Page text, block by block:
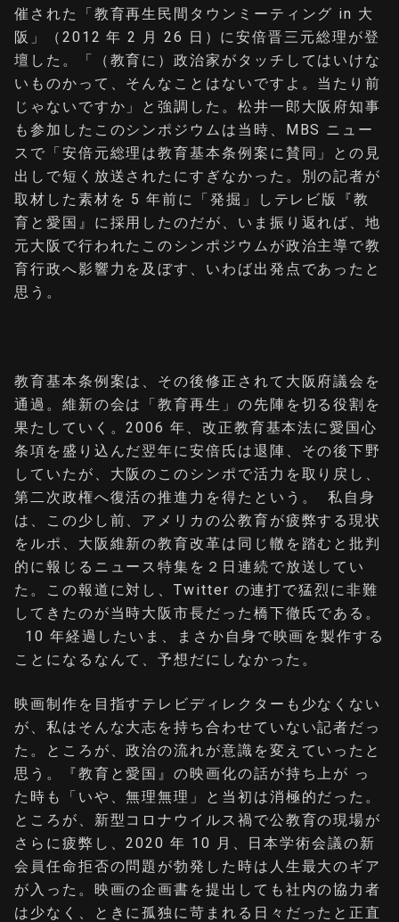
催された「教育再⽣⺠間タウンミーティング in ⼤
阪」（2012 年 2 ⽉ 26 ⽇）に安倍晋三元総理が登
壇した。「（教育に）政治家がタッチしてはいけな
いものかって、そんなことはないですよ。当たり前
じゃないですか」と強調した。松井⼀郎⼤阪府知事
も参加したこのシンポジウムは当時、MBS ニュー
スで「安倍元総理は教育基本条例案に賛同」との⾒
出しで短く放送されたにすぎなかった。別の記者が
取材した素材を 5 年前に「発掘」しテレビ版『教
育と愛国』に採⽤したのだが、いま振り返れば、地
元⼤阪で⾏われたこのシンポジウムが政治主導で教
育⾏政へ影響⼒を及ぼす、いわば出発点であったと
思う。
教育基本条例案は、その後修正されて⼤阪府議会を
通過。維新の会は「教育再⽣」の先陣を切る役割を
果たしていく。2006 年、改正教育基本法に愛国⼼
条項を盛り込んだ翌年に安倍⽒は退陣、その後下野
していたが、⼤阪のこのシンポで活⼒を取り戻し、
第⼆次政権へ復活の推進⼒を得たという。 私⾃⾝
は、この少し前、アメリカの公教育が疲弊する現状
をルポ、⼤阪維新の教育改⾰は同じ轍を踏むと批判
的に報じるニュース特集を２⽇連続で放送してい
た。この報道に対し、Twitter の連打で猛烈に⾮難
してきたのが当時⼤阪市⻑だった橋下徹⽒である。
10 年経過したいま、まさか⾃⾝で映画を製作する
ことになるなんて、予想だにしなかった。
映画制作を⽬指すテレビディレクターも少なくない
が、私はそんな⼤志を持ち合わせていない記者だっ
た。ところが、政治の流れが意識を変えていったと
思う。『教育と愛国』の映画化の話が持ち上が っ
た時も「いや、無理無理」と当初は消極的だった。
ところが、新型コロナウイルス禍で公教育の現場が
さらに疲弊し、2020 年 10 ⽉、⽇本学術会議の新
会員任命拒否の問題が勃発した時は⼈⽣最⼤のギア
が⼊った。映画の企画書を提出しても社内の協⼒者
は少なく、ときに孤独に苛まれる⽇々だったと正直